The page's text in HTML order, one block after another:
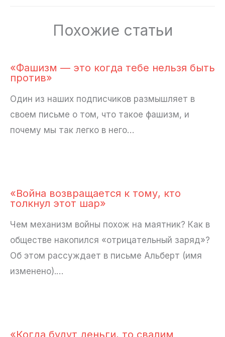
Похожие статьи
«Фашизм — это когда тебе нельзя быть
против»
Один из наших подписчиков размышляет в
своем письме о том, что такое фашизм, и
почему мы так легко в него…
«Война возвращается к тому, кто
толкнул этот шар»
Чем механизм войны похож на маятник? Как в
обществе накопился «отрицательный заряд»?
Об этом рассуждает в письме Альберт (имя
изменено).…